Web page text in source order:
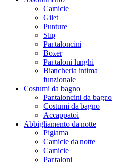
Camicie
Gilet
Punture
Slip
Pantaloncini
Boxer
Pantaloni lunghi
Biancheria intima
funzionale
Costumi da bagno
Pantaloncini da bagno
Costumi da bagno
Accappatoi
Abbigliamento da notte
Pigiama
Camicie da notte
Camicie
Pantaloni